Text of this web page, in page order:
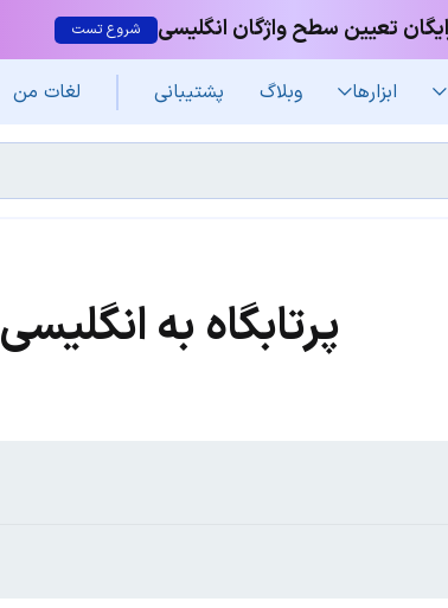
تعیین سطح واژگان انگلیسی شروع تست
ابزارها وبلاگ پشتیبانی لغات من
پرتابگاه به انگلیسی